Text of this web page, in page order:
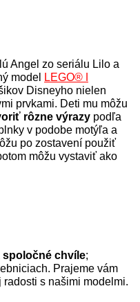
Angel zo seriálu Lilo a
model
LEGO® ǀ
Disneyho nielen
prvkami. Deti mu môžu
rôzne výrazy podľa
v podobe motýľa a
po zostavení použiť
môžu vystaviť ako
spoločné chvíle;
Prajeme vám
s našimi modelmi.